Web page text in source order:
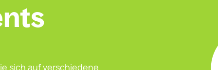
sich auf verschiedene